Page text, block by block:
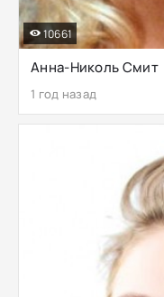
Анна-Николь Смит
1 год назад
10661